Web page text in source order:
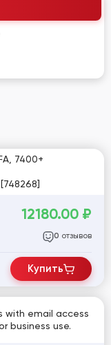
7400+
12180.00 ₽
0 отзывов
Купить
with email access
business use.